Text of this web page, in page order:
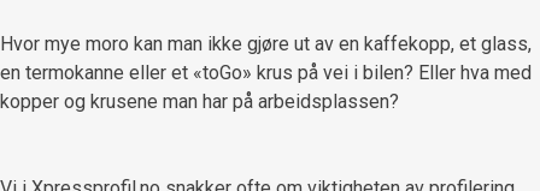
Hvor mye moro kan man ikke gjøre ut av en kaffekopp, et glass,
en termokanne eller et «toGo» krus på vei i bilen? Eller hva med
kopper og krusene man har på arbeidsplassen?